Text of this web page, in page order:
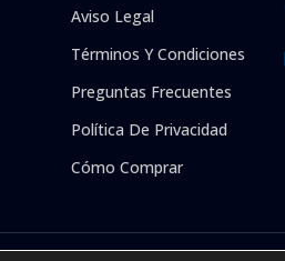
Aviso Legal
Términos Y Condiciones
Preguntas Frecuentes
Política De Privacidad
Cómo Comprar